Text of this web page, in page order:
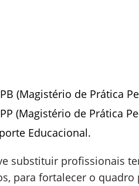
(Magistério de Prática
(Magistério de Prática
Educacional.
substituir profissionais
para fortalecer o